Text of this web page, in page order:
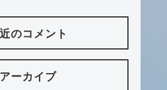
のコメント
アーカイブ